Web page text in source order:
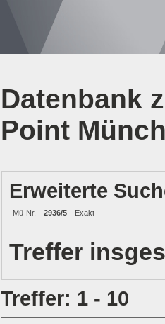
Datenbank
Point
Erweiterte
Mü-Nr. 2936/5 Exakt
Treffer
Treffer: 1 - 10